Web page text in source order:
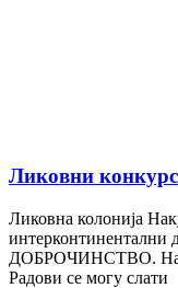
Ликовни
Ликовна колонија
интерконтинентални
ДОБРОЧИНСТВО.
Радови се могу слати